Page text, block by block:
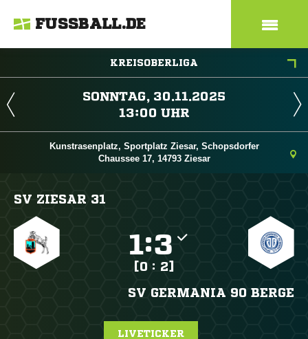
FUSSBALL.DE
KREISOBERLIGA
 
 
Kunstrasenplatz, Sportplatz Ziesar, Schopsdorfer
Chaussee 17, 14793 Ziesar
SV ZIESAR 31
:
[0 : 2]
SV GERMANIA 90 BERGE
LIVETICKER